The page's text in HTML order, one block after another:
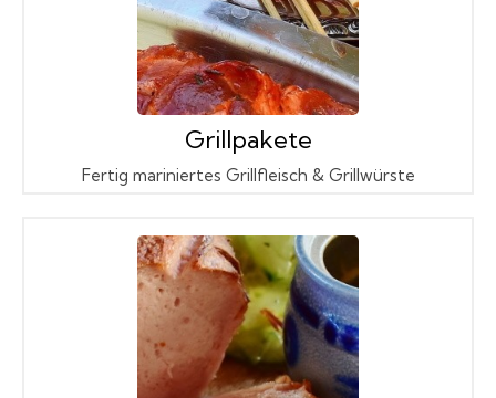
Grillpakete
Fertig mariniertes Grillfleisch & Grillwürste